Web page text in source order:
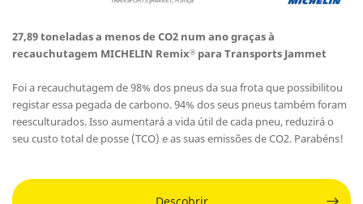
27,89 toneladas a menos de CO2 num ano graças à
recauchutagem MICHELIN Remix® para Transports Jammet
Foi a recauchutagem de 98% dos pneus da sua frota que possibilitou
registar essa pegada de carbono. 94% dos seus pneus também foram
reesculturados. Isso aumentará a vida útil de cada pneu, reduzirá o
seu custo total de posse (TCO) e as suas emissões de CO2. Parabéns!
Descobrir